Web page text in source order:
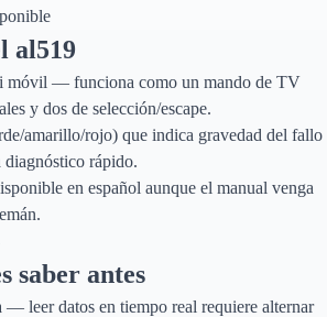
al519
móvil — funciona como un mando de TV
y dos de selección/escape.
amarillo/rojo) que indica gravedad del fallo
diagnóstico rápido.
en español aunque el manual venga
saber antes
— leer datos en tiempo real requiere alternar